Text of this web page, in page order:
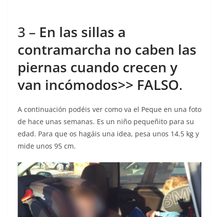
3 – En las sillas a
contramarcha no caben las
piernas cuando crecen y
van incómodos>> FALSO.
A continuación podéis ver como va el Peque en una foto
de hace unas semanas. Es un niño pequeñito para su
edad. Para que os hagáis una idea, pesa unos 14.5 kg y
mide unos 95 cm.